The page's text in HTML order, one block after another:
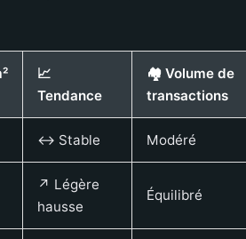
📈
Tendance
🏘️ Volume de
transactions
↔️ Stable Modéré
↗️ Légère
hausse
Équilibré